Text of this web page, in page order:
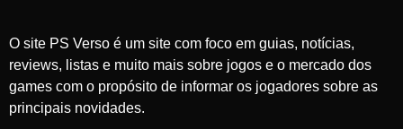
O site PS Verso é um site com foco em guias, notícias,
reviews, listas e muito mais sobre jogos e o mercado dos
games com o propósito de informar os jogadores sobre as
principais novidades.